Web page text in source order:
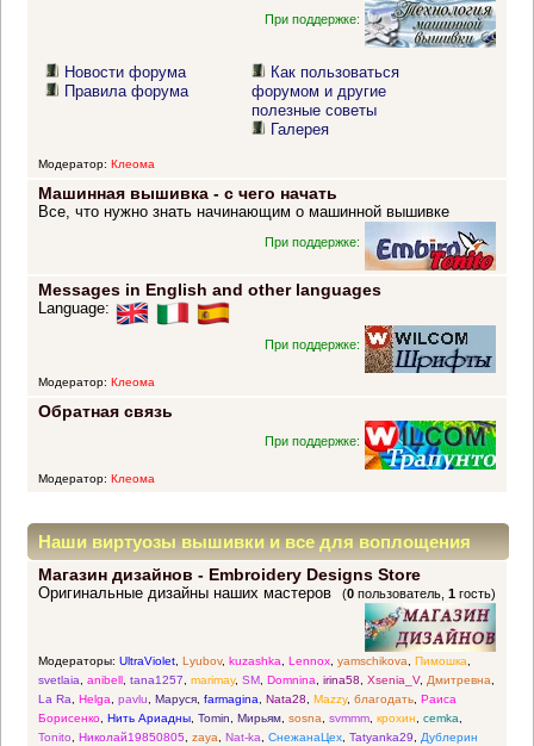
При поддержке:
Новости форума
Правила форума
Как пользоваться
форумом и другие
полезные советы
Галерея
Модератор: Клеома
Машинная вышивка - с чего начать
Все, что нужно знать начинающим о машинной вышивке
При поддержке:
Messages in English and other languages
Language:
При поддержке:
Модератор: Клеома
Обратная связь
При поддержке:
Модератор: Клеома
Наши виртуозы вышивки и все для воплощения
прекрасных идей
Магазин дизайнов - Embroidery Designs Store
(0 пользователь,1 гость)
Оригинальные дизайны наших мастеров
Модераторы: UltraViolet, Lyubov, kuzashka, Lennox, yamschikova, Пимошка,
svetlaia, anibell, tana1257, marimay, SM, Domnina, irina58, Xsenia_V, Дмитревна,
La Ra, Helga, pavlu, Маруся, farmagina, Nata28, Mazzy, благодать, Раиса
Борисенко, Нить Ариадны, Tomin, Мирьям, sosna, svmmm, крохин, cemka,
Tonito, Николай19850805, zaya, Nat-ka, СнежанаЦех, Tatyanka29, Дублерин